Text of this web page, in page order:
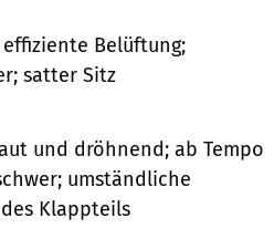
Belüftung;
satter Sitz
und dröhnend; ab Tempo
umständliche
Klappteils